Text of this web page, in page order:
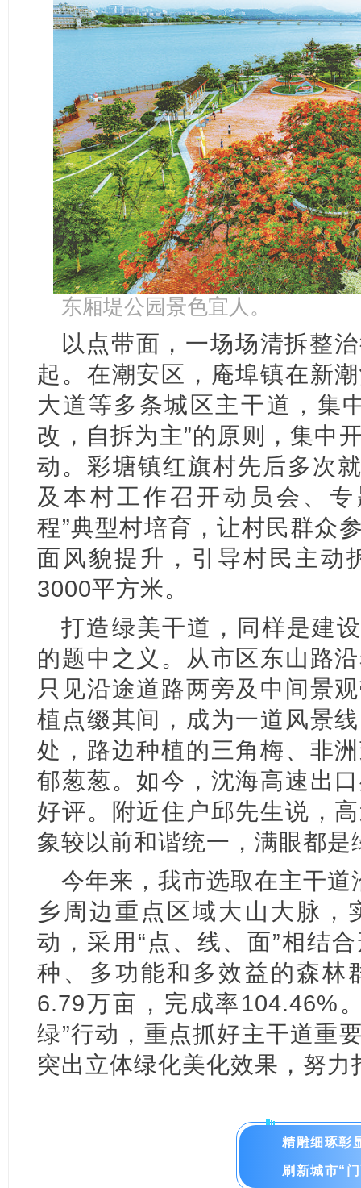
东厢堤公园景色宜人。
以点带面，一场场清拆整
起。在潮安区，庵埠镇在新
大道等多条城区主干道，集
改，自拆为主”的原则，集中
动。彩塘镇红旗村先后多次
及本村工作召开动员会、
程”典型村培育，让村民群众
面风貌提升，引导村民主动
3000平方米。
打造绿美干道，同样是建
的题中之义。从市区东山路
只见沿途道路两旁及中间景
植点缀其间，成为一道风景
处，路边种植的三角梅、非
郁葱葱。如今，沈海高速出
好评。附近住户邱先生说，
象较以前和谐统一，满眼都是
今年来，我市选取在主干
乡周边重点区域大山大脉，
动，采用“点、线、面”相结
种、多功能和多效益的森林
6.79万亩，完成率104.46%
绿”行动，重点抓好主干道重
突出立体绿化美化效果，努
精雕细琢彰
刷新城市“